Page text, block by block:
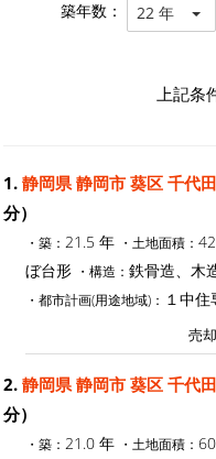
築年数： 22 年
上記条
1. 静岡県 静岡市 葵区 千代田
分）
・築： 21.5 年 ・土地面積：
ぼ台形 ・構造： 鉄骨造、木
・都市計画(用途地域)： １中
売
2. 静岡県 静岡市 葵区 千代田
分）
・築： 21.0 年 ・土地面積：